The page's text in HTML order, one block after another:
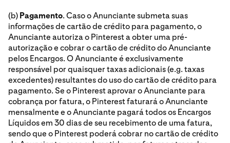
(b) Pagamento. Caso o Anunciante submeta suas
informações de cartão de crédito para pagamento, o
Anunciante autoriza o Pinterest a obter uma pré-
autorização e cobrar o cartão de crédito do Anunciante
pelos Encargos. O Anunciante é exclusivamente
responsável por quaisquer taxas adicionais (e.g. taxas
excedentes) resultantes do uso do cartão de crédito para
pagamento. Se o Pinterest aprovar o Anunciante para
cobrança por fatura, o Pinterest faturará o Anunciante
mensalmente e o Anunciante pagará todos os Encargos
Líquidos em 30 dias de seu recebimento de uma fatura,
sendo que o Pinterest poderá cobrar no cartão de crédito